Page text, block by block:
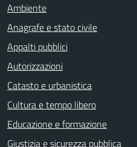
Ambiente
Anagrafe e stato civile
Appalti pubblici
Autorizzazioni
Catasto e urbanistica
Cultura e tempo libero
Educazione e formazione
Giustizia e sicurezza pubblica